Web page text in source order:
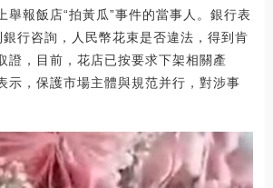
舉報飯店“拍黃瓜”事件的當事人。銀行表
行咨詢，人民幣花束是否違法，得到肯
證，目前，花店已按要求下架相關產
示，保護市場主體與規范并行，對涉事